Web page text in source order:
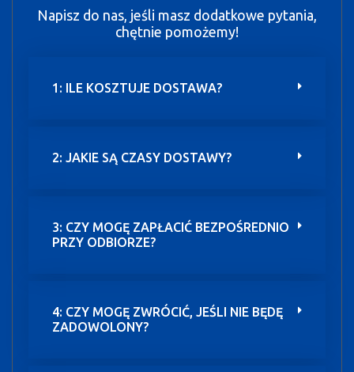
Napisz do nas, jeśli masz dodatkowe pytania,
chętnie pomożemy!
1: ILE KOSZTUJE DOSTAWA?
2: JAKIE SĄ CZASY DOSTAWY?
3: CZY MOGĘ ZAPŁACIĆ BEZPOŚREDNIO
PRZY ODBIORZE?
4: CZY MOGĘ ZWRÓCIĆ, JEŚLI NIE BĘDĘ
ZADOWOLONY?